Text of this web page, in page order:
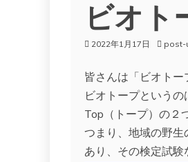
ビオト
2022年1月17日 post-
皆さんは「ビオトー
ビオトープという
Top（トープ）の２
つまり、地域の野
あり、その検定試験